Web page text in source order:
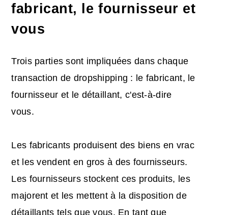
fabricant, le fournisseur et
vous
Trois parties sont impliquées dans chaque
transaction de dropshipping : le fabricant, le
fournisseur et le détaillant, c'est-à-dire
vous.
Les fabricants produisent des biens en vrac
et les vendent en gros à des fournisseurs.
Les fournisseurs stockent ces produits, les
majorent et les mettent à la disposition de
détaillants tels que vous. En tant que